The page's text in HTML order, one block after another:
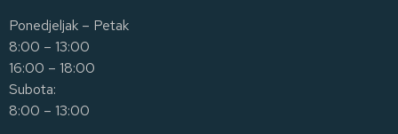
Ponedjeljak – Petak
8:00 – 13:00
16:00 – 18:00
Subota:
8:00 – 13:00